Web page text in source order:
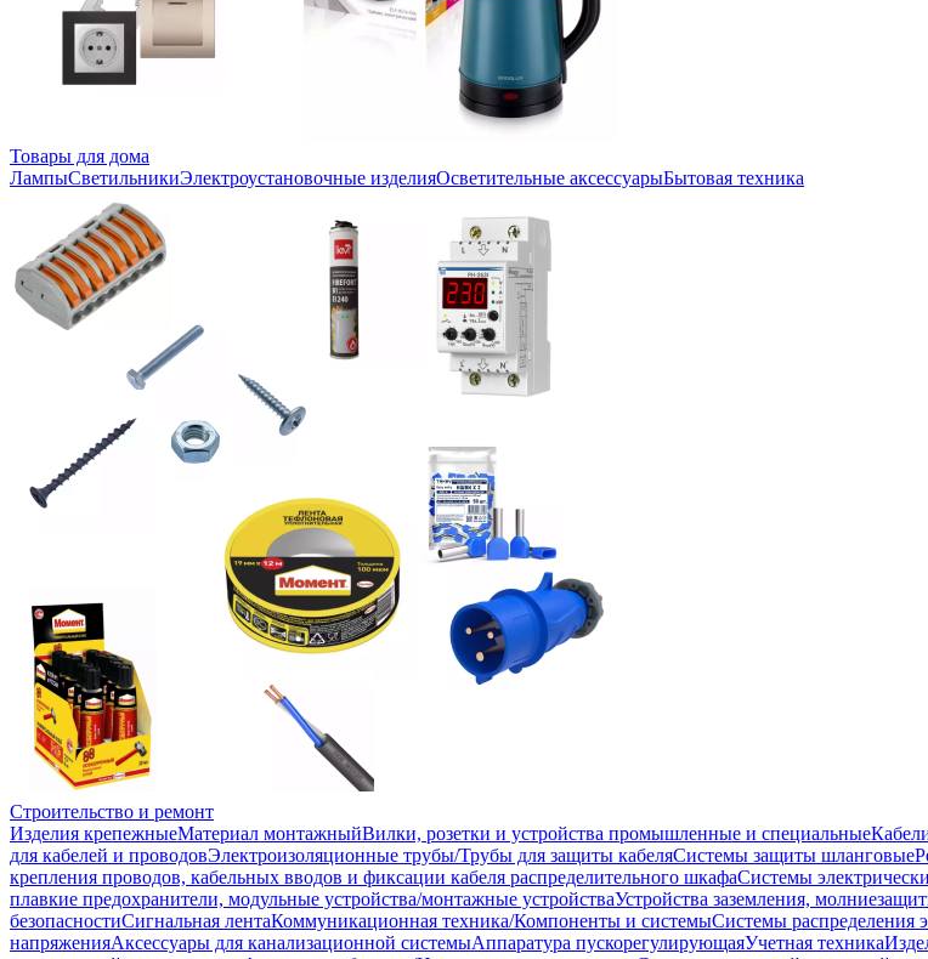
Товары для дома
ЛампыСветильникиЭлектроустановочные изделияОсветительные аксессуарыБытовая техника
Строительство и ремонт
Изделия крепежныеМатериал монтажныйВилки, розетки и устройства промышленные и специальные
для кабелей и проводовЭлектроизоляционные трубы/Трубы для защиты кабеляСистемы защиты шланговые
крепления проводов, кабельных вводов и фиксации кабеля распределительного шкафаСистемы
плавкие предохранители, модульные устройства/монтажные устройстваУстройства заземления,
безопасностиСигнальная лентаКоммуникационная техника/Компоненты и системыСистемы распределения
напряженияАксессуары для канализационной системыАппаратура пускорегулирующаяУчетная техника